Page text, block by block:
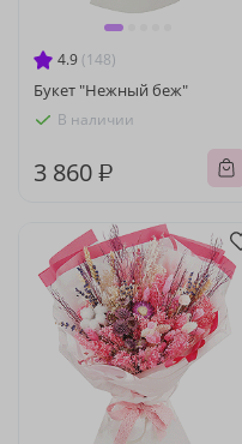
4.9 (148)
Букет "Нежный беж"
В наличии
3 860 ₽